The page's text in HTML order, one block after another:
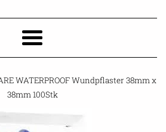
Menu
WATERPROOF Wundpflaster 38mm x
38mm 100Stk